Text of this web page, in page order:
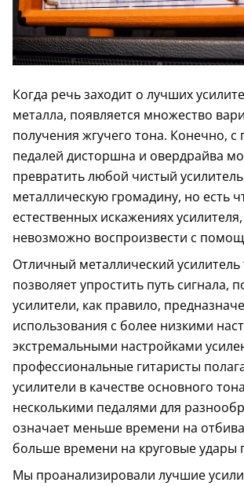
Когда речь заходит о лучших
металла, появляется множество
получения жгучего тона. Конечно,
педалей дисторшна и овердрайва
превратить любой чистый
металлическую громадину, но есть
естественных искажениях
невозможно воспроизвести с
Отличный металлический усилитель
позволяет упростить путь сигнала,
усилители, как правило,
использования с более низкими
экстремальными настройками
профессиональные гитаристы
усилители в качестве основного
несколькими педалями для
означает меньше времени на
больше времени на круговые удары
Мы проанализировали лучшие